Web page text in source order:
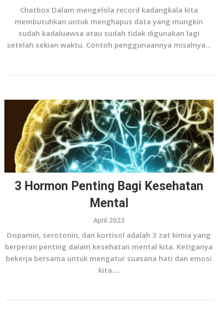
Chatbox Dalam mengelola record kadangkala kita
membutuhkan untuk menghapus data yang mungkin
sudah kadaluawsa atau sudah tidak digunakan lagi
setelah sekian waktu. Contoh penggunaannya misalnya...
3 Hormon Penting Bagi Kesehatan
Mental
April 2023
Dopamin, serotonin, dan kortisol adalah 3 zat kimia yang
berperan penting dalam kesehatan mental kita. Ketiganya
bekerja bersama untuk mengatur suasana hati dan emosi
kita....